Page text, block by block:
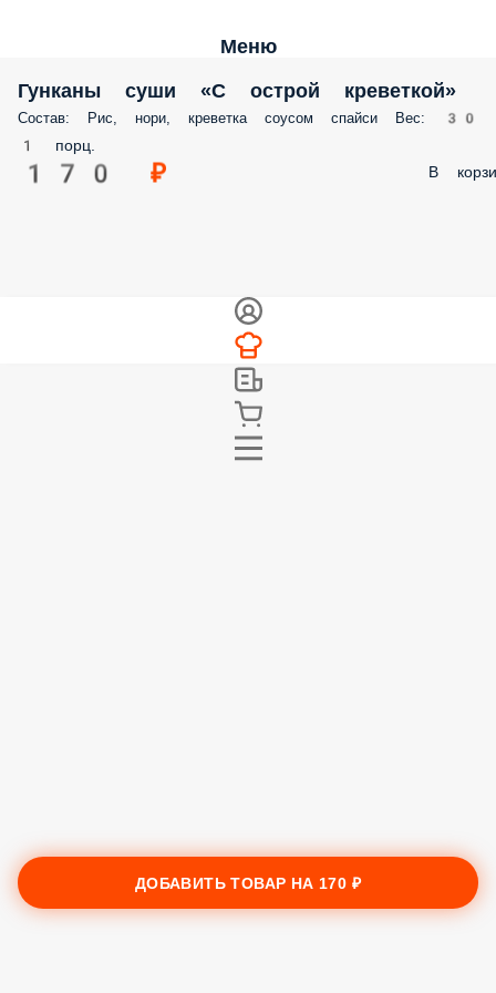
Меню
Гунканы cуши «С острой креветкой»
Состав: Рис, нори, креветка соусом спайси Вес: 30
1 порц.
170 ₽ В
ДОБАВИТЬ ТОВАР НА 170 ₽